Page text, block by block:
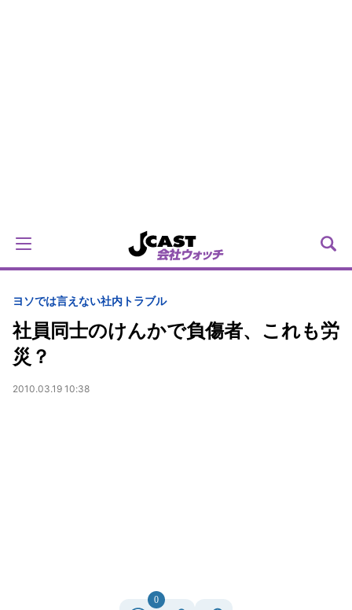
ヨソでは言えない社内トラブル
社員同士のけんかで負傷者、これも労
災？
2010.03.19 10:38
0